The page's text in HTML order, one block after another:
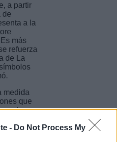
- Do Not Process My
a partir
de
a la
más
refuerza
de La
medida
que
la
de
todas